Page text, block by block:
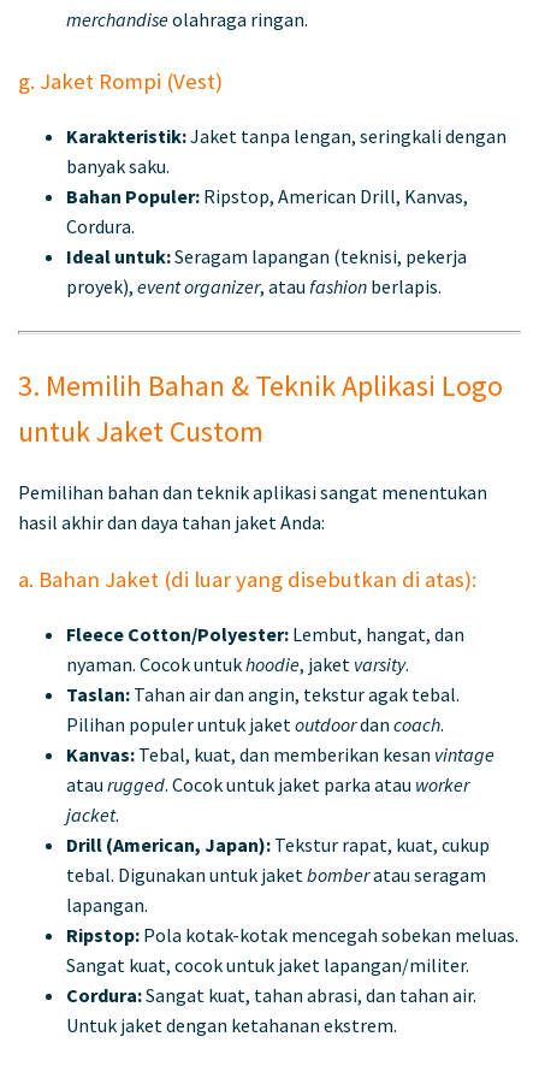
merchandiseolahraga ringan.
g. Jaket Rompi (Vest)
Karakteristik:Jaket tanpa lengan, seringkali dengan
banyak saku.
Bahan Populer: Ripstop, American Drill, Kanvas,
Cordura.
Ideal untuk:Seragam lapangan (teknisi, pekerja
proyek), event organizer, atau fashion berlapis.
3. Memilih Bahan & Teknik Aplikasi Logo
untuk Jaket Custom
Pemilihan bahan dan teknik aplikasi sangat menentukan
hasil akhir dan daya tahan jaket Anda:
a. Bahan Jaket (di luar yang disebutkan di atas):
Fleece Cotton/Polyester: Lembut, hangat, dan
nyaman. Cocok untukhoodie, jaket varsity.
Taslan: Tahan air dan angin, tekstur agak tebal.
Pilihan populer untuk jaketoutdoordan coach.
Kanvas: Tebal, kuat, dan memberikan kesan vintage
atau rugged. Cocok untuk jaket parka atau worker
jacket.
Drill (American, Japan): Tekstur rapat, kuat, cukup
tebal. Digunakan untuk jaketbomberatau seragam
lapangan.
Ripstop: Pola kotak-kotak mencegah sobekan meluas.
Sangat kuat, cocok untuk jaket lapangan/militer.
Cordura:Sangat kuat, tahan abrasi, dan tahan air.
Untuk jaket dengan ketahanan ekstrem.